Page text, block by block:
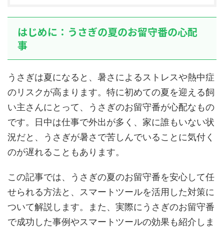
はじめに：うさぎの夏のお留守番の心配
事
うさぎは夏になると、暑さによるストレスや熱中症
のリスクが高まります。特に初めての夏を迎える飼
い主さんにとって、うさぎのお留守番が心配なもの
です。日中は仕事で外出が多く、家に誰もいない状
況だと、うさぎが暑さで苦しんでいることに気付く
のが遅れることもあります。
この記事では、うさぎの夏のお留守番を安心して任
せられる方法と、スマートツールを活用した対策に
ついて解説します。また、実際にうさぎのお留守番
で成功した事例やスマートツールの効果も紹介しま